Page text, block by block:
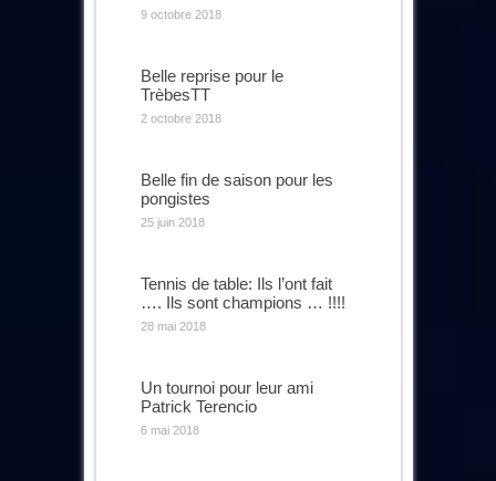
9 octobre 2018
Belle reprise pour le
TrèbesTT
2 octobre 2018
Belle fin de saison pour les
pongistes
25 juin 2018
Tennis de table: Ils l’ont fait
…. Ils sont champions … !!!!
28 mai 2018
Un tournoi pour leur ami
Patrick Terencio
6 mai 2018